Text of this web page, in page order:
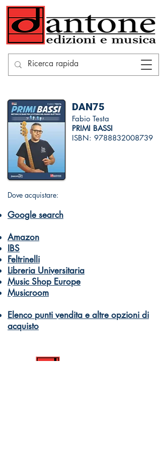
DAN75
Fabio Testa
PRIMI BASSI
ISBN: 9788832008739
Dove acquistare:
Google search
Amazon
IBS
Feltrinelli
Libreria Universitaria
Music Shop Europe
Musicroom
Elenco punti vendita e altre opzioni di
acquisto